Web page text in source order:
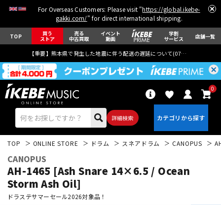
For Overseas Customers: Please visit "https://global.ikebe-
gakki.com/" for direct international shipping.
TOP 買う
ストア
売る
中古買取
イベント
動画
学割
サービス 店舗一覧
【重要】熊本県で発生した地震に伴う配送の遅延について(07月29日
詳細検索
0
エレキギター
TOP ONLINE STORE ドラム スネアドラム CANOPUS
CANOPUS
AH-1465 [Ash Snare 14×6.5 / Ocean
Storm Ash Oil]
ドラステサマーセール2026対象品！